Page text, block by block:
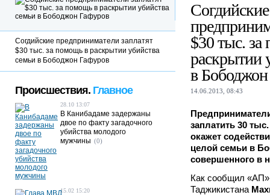
Согдийские
$30 тыс.
раскрытии
в
14.06.2013, 08:43
заплатить 30
окажет
целой семьи в
совершенного в
Как сообщил
Таджикистана
Согдийские предприниматели заплатят
$30 тыс. за помощь в раскрытии убийства
семьи в Бободжон Гафуров
Происшествия. Главное
28.10 13:07
В Канибадаме задержаны
двое по факту загадочного
убийства молодого
мужчины (0)
15.02 15:20